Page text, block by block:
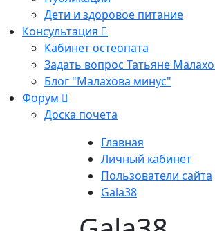
Дети и здоровое питание
Консультация
Кабинет остеопата
Задать вопрос Татьяне
Блог "Малахова минус"
Форум
Доска почета
Главная
Личный кабинет
Пользователи сайта
Gala38